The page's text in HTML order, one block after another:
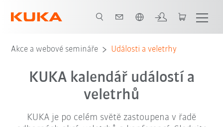
říj. '26 lis. '26
Akce a webové semináře Události a veletrhy
KUKA kalendář událostí a
veletrhů
KUKA je po celém světě zastoupena v řadě